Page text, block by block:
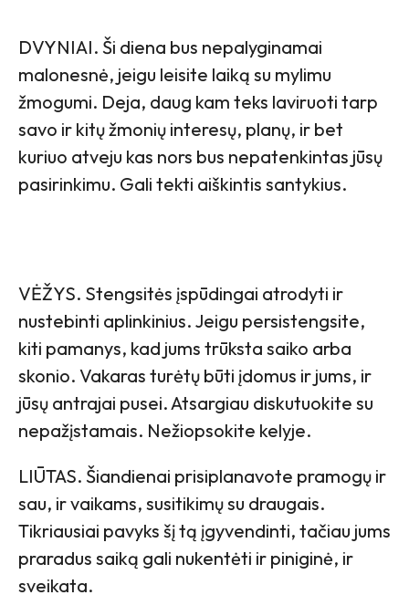
DVYNIAI. Ši diena bus nepalyginamai
malonesnė, jeigu leisite laiką su mylimu
žmogumi. Deja, daug kam teks laviruoti tarp
savo ir kitų žmonių interesų, planų, ir bet
kuriuo atveju kas nors bus nepatenkintas jūsų
pasirinkimu. Gali tekti aiškintis santykius.
VĖŽYS. Stengsitės įspūdingai atrodyti ir
nustebinti aplinkinius. Jeigu persistengsite,
kiti pamanys, kad jums trūksta saiko arba
skonio. Vakaras turėtų būti įdomus ir jums, ir
jūsų antrajai pusei. Atsargiau diskutuokite su
nepažįstamais. Nežiopsokite kelyje.
LIŪTAS. Šiandienai prisiplanavote pramogų ir
sau, ir vaikams, susitikimų su draugais.
Tikriausiai pavyks šį tą įgyvendinti, tačiau jums
praradus saiką gali nukentėti ir piniginė, ir
sveikata.